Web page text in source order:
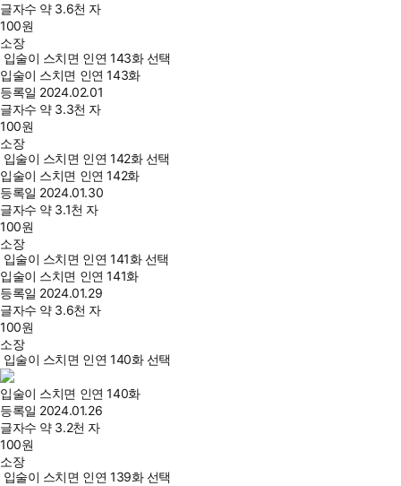
글자수 약 3.6천 자
100원
소장
입술이 스치면 인연 143화 선택
입술이 스치면 인연 143화
등록일 2024.02.01
글자수 약 3.3천 자
100원
소장
입술이 스치면 인연 142화 선택
입술이 스치면 인연 142화
등록일 2024.01.30
글자수 약 3.1천 자
100원
소장
입술이 스치면 인연 141화 선택
입술이 스치면 인연 141화
등록일 2024.01.29
글자수 약 3.6천 자
100원
소장
입술이 스치면 인연 140화 선택
입술이 스치면 인연 140화
등록일 2024.01.26
글자수 약 3.2천 자
100원
소장
입술이 스치면 인연 139화 선택